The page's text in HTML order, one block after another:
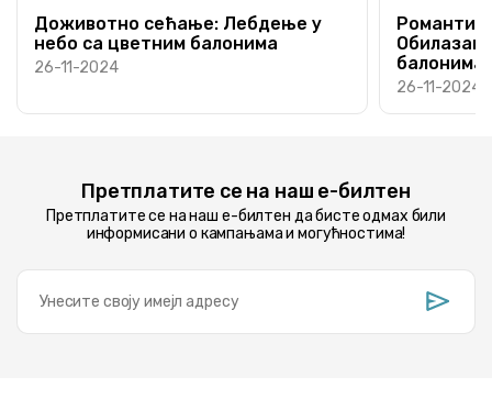
Доживотно сећање: Лебдење у
небо са цветним балонима
26-11-2024
Обилазак
балонима
26-11-2024
Претплатите се на наш е-билтен
Претплатите се на наш е-билтен да бисте одмах били
информисани о кампањама и могућностима!